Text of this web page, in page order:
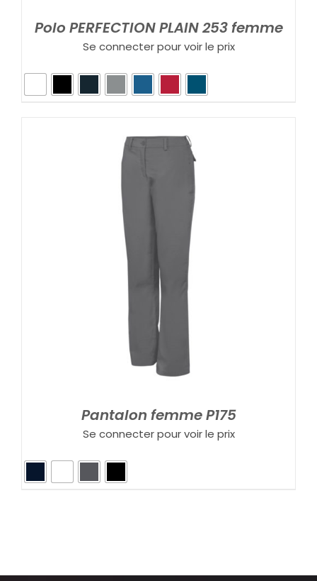
Polo PERFECTION PLAIN 253 femme
Se connecter pour voir le prix
Pantalon femme P175
Se connecter pour voir le prix